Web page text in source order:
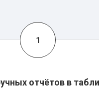
отчётов в